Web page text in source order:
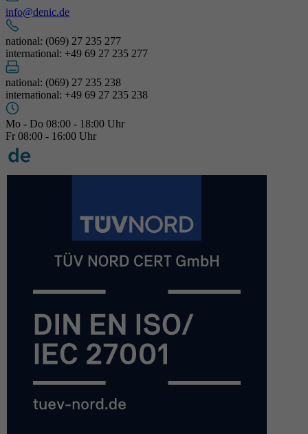
info@denic.de
national: (069) 27 235 277
international: +49 69 27 235 277
national: (069) 27 235 238
international: +49 69 27 235 238
Mo - Do 08:00 - 18:00 Uhr
Fr 08:00 - 16:00 Uhr